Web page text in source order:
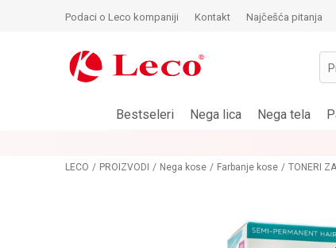
Podaci o Leco kompaniji Kontakt Najčešća pitanja
Bestseleri Nega lica Nega tela
LECO PROIZVODI Nega kose Farbanje kose TONERI